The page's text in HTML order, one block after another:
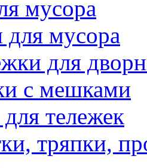
мусора
для мусора
для
с мешками
тележек
тряпки,